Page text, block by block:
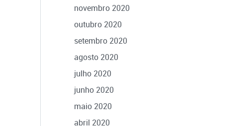
novembro 2020
outubro 2020
setembro 2020
agosto 2020
julho 2020
junho 2020
maio 2020
abril 2020